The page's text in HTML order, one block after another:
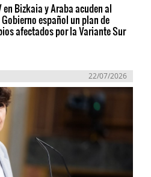
en Bizkaia y Araba acuden al
español un plan de
afectados por la Variante Sur
22/07/2026